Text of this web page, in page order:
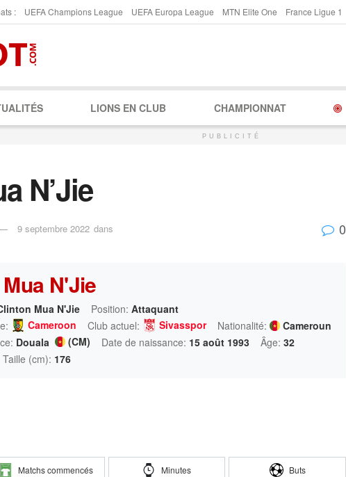
: UEFA Champions League UEFA Europa League MTN Elite One France Ligue 1
LIONS EN CLUB CHAMPIONNAT
PUBLICITÉ
N’Jie
9 septembre 2022 dans 0
N'Jie
Mua N'Jie Position: Attaquant
Cameroon Club actuel: Sivasspor Nationalité:
Cameroun
Douala (CM) Date de naissance: 15 août 1993 Âge: 32
Taille (cm): 176
Matchs commencés Minutes Buts